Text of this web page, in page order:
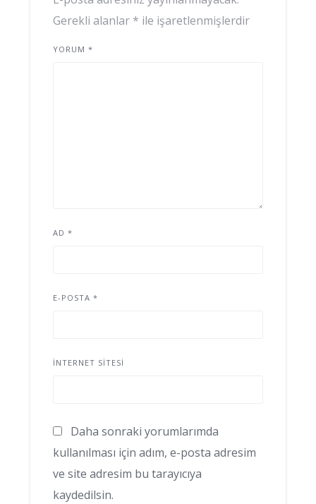
Gerekli alanlar * ile işaretlenmişlerdir
YORUM *
AD *
E-POSTA *
İNTERNET SITESI
Daha sonraki yorumlarımda
kullanılması için adım, e-posta adresim
ve site adresim bu tarayıcıya
kaydedilsin.